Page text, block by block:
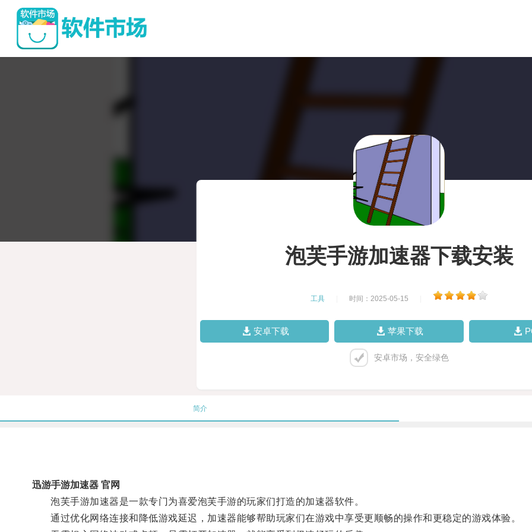
泡芙手游加速器下载安装
工具 时间：2025-05-15
安卓下载 苹果下载
安卓市场，安全绿色
简介
迅游手游加速器 官网
泡芙手游加速器是一款专门为喜爱泡芙手游的玩家们打造的加速器软件。
通过优化网络连接和降低游戏延迟，加速器能够帮助玩家们在游戏中享受更顺畅的操作和更稳定的游戏体验。